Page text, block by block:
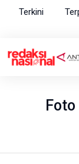
Terkini